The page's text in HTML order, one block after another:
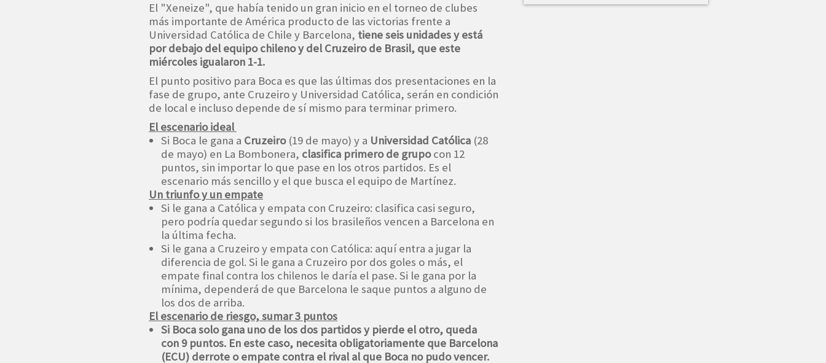
El "Xeneize", que había tenido un gran inicio en el torneo de clubes
más importante de América producto de las victorias frente a
Universidad Católica de Chile y Barcelona, tiene seis unidades y está
por debajo del equipo chileno y del Cruzeiro de Brasil, que este
miércoles igualaron 1-1.
El punto positivo para Boca es que las últimas dos presentaciones en la
fase de grupo, ante Cruzeiro y Universidad Católica, serán en condición
de local e incluso depende de sí mismo para terminar primero.
El escenario ideal
Si Boca le gana a Cruzeiro(19 de mayo) y a Universidad Católica (28
de mayo) en La Bombonera, clasifica primero de grupocon 12
puntos, sin importar lo que pase en los otros partidos. Es el
escenario más sencillo y el que busca el equipo de Martínez.
Un triunfo y un empate
Si le gana a Católica y empata con Cruzeiro: clasifica casi seguro,
pero podría quedar segundo si los brasileños vencen a Barcelona en
la última fecha.
Si le gana a Cruzeiro y empata con Católica: aquí entra a jugar la
diferencia de gol. Si le gana a Cruzeiro por dos goles o más, el
empate final contra los chilenos le daría el pase. Si le gana por la
mínima, dependerá de que Barcelona le saque puntos a alguno de
los dos de arriba.
El escenario de riesgo, sumar 3 puntos
Si Boca solo gana uno de los dos partidos y pierde el otro, queda
con 9 puntos. En este caso, necesita obligatoriamente que Barcelona
(ECU) derrote o empate contra el rival al que Boca no pudo vencer.